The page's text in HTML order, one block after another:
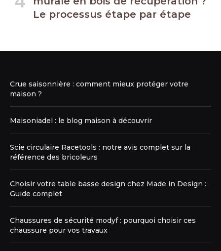
Le processus étape par étape
Crue saisonnière : comment mieux protéger votre
maison ?
Maisoniadel : le blog maison à découvrir
Scie circulaire Racetools : notre avis complet sur la
référence des bricoleurs
Choisir votre table basse design chez Made in Design :
Guide complet
Chaussures de sécurité modyf : pourquoi choisir ces
chaussure pour vos travaux